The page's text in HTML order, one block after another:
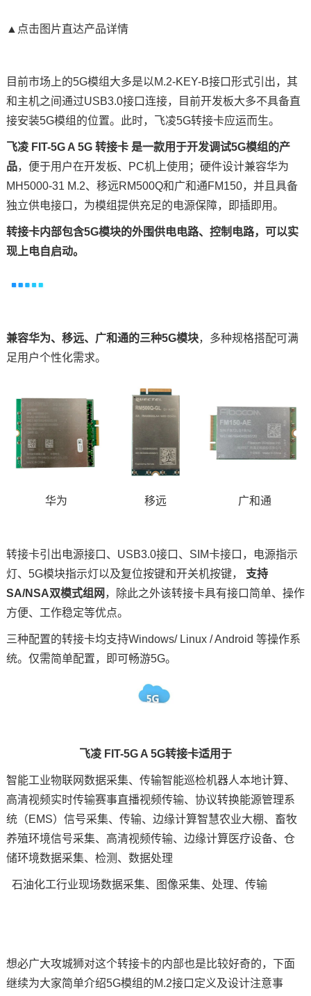
▲点击图片直达产品详情
目前市场上的5G模组 大多是以M.2-KEY-B接口形式引出，其
和主机之间通过USB3.0接口连接，目前开发板大多不具备直
接安装5G模组的位置。此时， 飞凌5G转接卡应运而生。
飞凌FIT-5G A 5G 转接卡 是一款用于开发调试5G模组的产
品，便于用户在开发板、 PC机上使用；硬件设计兼容华为
MH5000-31 M.2、 移远RM500Q和广和通FM150，并且具备
独立供电接口，为模组提供充足的电源保障，即插即用。
转接卡内部包含5G模块的外围供电电路、控制电路，可以实
现上电自启动。
兼容华为、移远、广和通的三种5G模块，多种规格搭配可满
足用户个性化需求。
华为 移远 广和通
转接卡引出电源接口、 USB3.0接口、SIM卡接口，电源指示
灯、5G模块指示灯以及复位按键和开关机按键， 支持
SA/NSA双模式组网 ，除此之外该转接卡具有接口简单、操作
方便、工作稳定等优点。
三种配置的转接卡均支持Windows/ Linux / Android 等操作系
统。仅需简单配置，即可畅游5G。
飞凌 FIT-5G A 5G转接卡适用于
智能工业物联网数据采集、传输智能巡检机器人本地计算、
高清视频实时传输赛事直播视频传输、协议转换能源管理系
统（EMS）信号采集、传输、 边缘计算智慧农业大棚、畜牧
养殖环境信号采集、高清视频传输、边缘计算医疗设备、仓
储环境数据采集、检测、数据处理
石油化工行业现场数据采集、图像采集、处理、传输
想必广大攻城狮对这个转接卡的内部也是比较好奇的，下面
继续为大家简单介绍5G模组的M.2接口定义及设计注意事